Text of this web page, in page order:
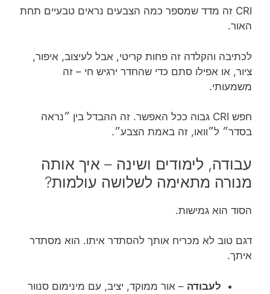
CRI זה מדד שמספר כמה הצבעים נראים טבעיים תחת
האור.
לכתיבה והקלדה זה פחות קריטי, אבל לעיצוב, איפור,
ציור, או אפילו סתם כדי שהחדר ירגיש חי – זה
משמעותי.
חפש CRI גבוה ככל האפשר. זה ההבדל בין ״נראה
בסדר״ ל״וואו, זה באמת הצבע״.
עבודה, לימודים ושינה – איך אותה
מנורה מתאימה לשלושה עולמות?
הסוד הוא גמישות.
דגם טוב לא מכריח אותך להסתדר איתו. הוא מסתדר
איתך.
לעבודה – אור ממוקד, יציב, עם מינימום סנוור